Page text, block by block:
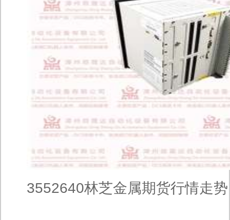
3552640林芝金属期货行情走势